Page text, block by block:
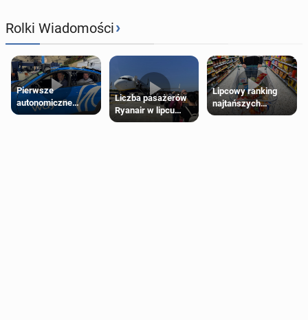
Rolki Wiadomości›
Pierwsze
autonomiczne
Ubery pojawią się
Liczba pasażerów
Ryanair w lipcu
pobiła rekord
Lipcowy ranking
najtańszych
supermarketów